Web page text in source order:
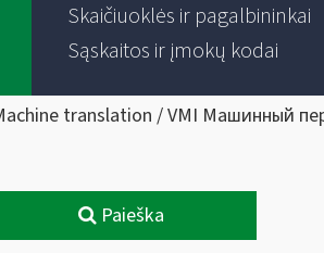
Skaičiuoklės ir pagalbininkai
Sąskaitos ir įmokų kodai
translation / VMI Машинный
Paieška